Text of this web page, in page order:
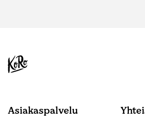
Asiakaspalvelu